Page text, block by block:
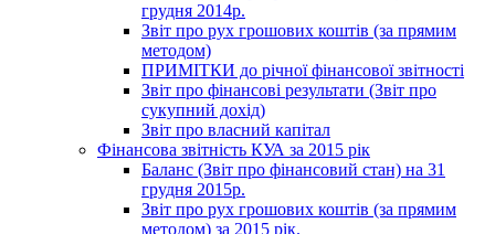
грудня 2014р.
Звіт про рух грошових коштів (за прямим
методом)
ПРИМІТКИ до річної фінансової звітності
Звіт про фінансові результати (Звіт про
сукупний дохід)
Звіт про власний капітал
Фінансова звітність КУА за 2015 рік
Баланс (Звіт про фінансовий стан) на 31
грудня 2015р.
Звіт про рух грошових коштів (за прямим
методом) за 2015 рік.